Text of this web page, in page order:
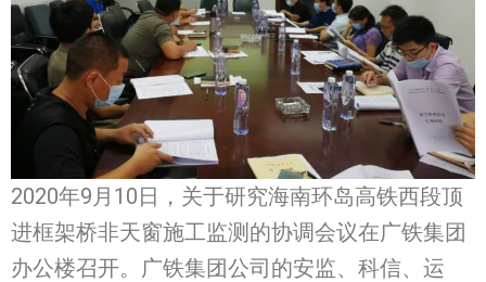
2020年9月10日，关于研究海南环岛高铁西段顶
进框架桥非天窗施工监测的协调会议在广铁集团
办公楼召开。广铁集团公司的安监、科信、运